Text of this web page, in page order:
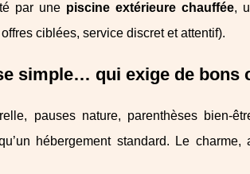
par une piscine extérieure chauffée,
ciblées, service discret et attentif).
simple… qui exige de bons
pauses nature, parenthèses bien-
hébergement standard. Le charme,